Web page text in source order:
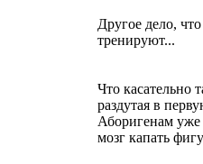
Другое дело,
тренируют...
Что касательно
раздутая в
Аборигенам уже
мозг капать